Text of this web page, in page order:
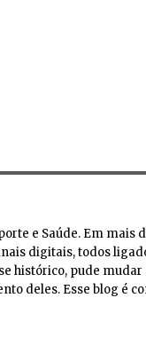
e Saúde. Em
digitais, todos
histórico, pude
deles. Esse blog é